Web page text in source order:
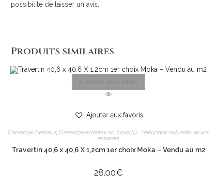
possibilité de laisser un avis.
Produits similaires
Ajouter aux favoris
Carrelage Extérieur, Carrelage extérieur en travertin : l'élégance naturelle de vos
espaces
Travertin 40,6 x 40,6 X 1,2cm 1er choix Moka – Vendu au m2
28.00€